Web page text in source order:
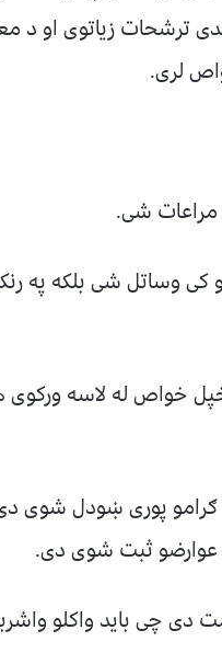
ترشحات زیاتوی او
لری.
کی وساتل شی بلکه
خواص له لاسه ورکوی
عوارضو ثبت شوی دی.
دی چی باید واکلو